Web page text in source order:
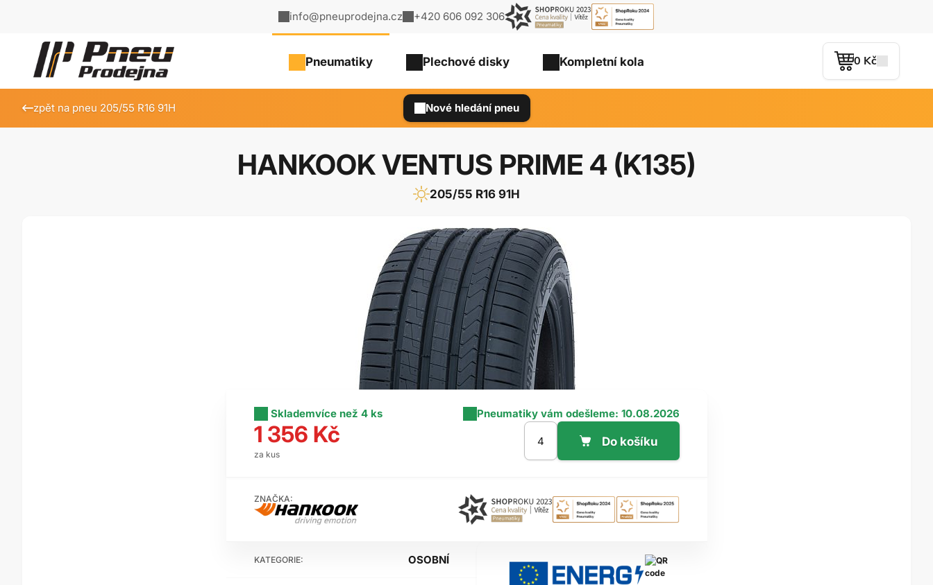
0 Kč
Pneumatiky Plechové disky Kompletní kola
info@pneuprodejna.cz +420 606 092 306
Nové hledání pneu
zpět na pneu 205/55 R16 91H
HANKOOK VENTUS PRIME 4 (K135)
205/55 R16 91H
KATEGORIE: OSOBNÍ
Sklademvíce než 4 ks Pneumatiky vám odešleme: 10.08.2026
1 356 Kč
za kus
ZNAČKA: